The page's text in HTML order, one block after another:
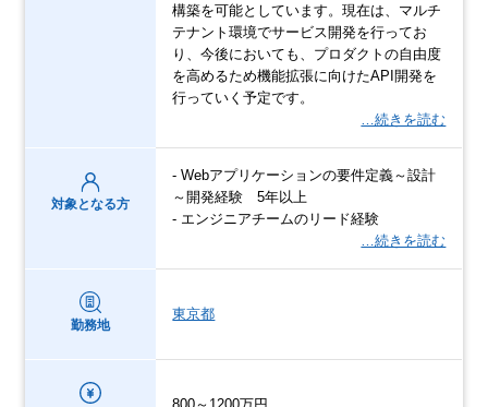
構築を可能としています。現在は、マルチ
テナント環境でサービス開発を行ってお
り、今後においても、プロダクトの自由度
を高めるため機能拡張に向けたAPI開発を
行っていく予定です。
…続きを読む
対象となる方
- Webアプリケーションの要件定義～設計
～開発経験 5年以上
- エンジニアチームのリード経験
…続きを読む
勤務地
東京都